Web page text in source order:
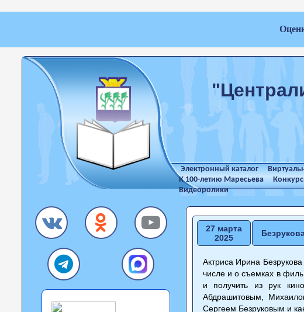
Электронный каталог
К 100-летию Маресьева
Видеоролики
27 марта
2025
Актриса Ирина
числе и о съемках в
и получить из рук
Абдрашитовым,
Сергеем Безруковым и